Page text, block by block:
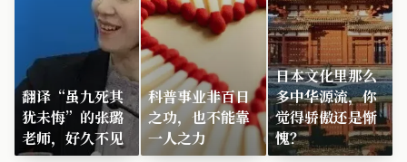
翻译“虽九死其
犹未悔”的张璐
老师，好久不见
科普事业非百日
之功，也不能靠
一人之力
日本文化里那么
多中华源流，你
觉得骄傲还是惭
愧？